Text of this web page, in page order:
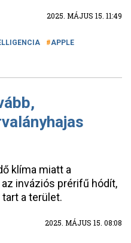
2025. MÁJUS 15. 11:49
APPLE
klíma miatt a
inváziós prérifű hódít,
a terület.
2025. MÁJUS 15. 08:08